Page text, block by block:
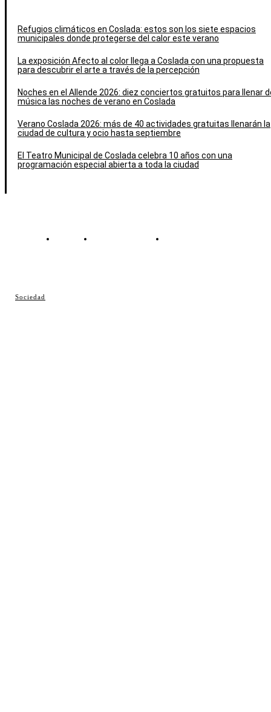
Sociedad
Refugios climáticos en Coslada: estos son los siete espacios
municipales donde protegerse del calor este verano
La exposición Afecto al color llega a Coslada con una propuesta
para descubrir el arte a través de la percepción
Noches en el Allende 2026: diez conciertos gratuitos para llenar
música las noches de verano en Coslada
Verano Coslada 2026: más de 40 actividades gratuitas llenarán la
ciudad de cultura y ocio hasta septiembre
El Teatro Municipal de Coslada celebra 10 años con una
programación especial abierta a toda la ciudad
Contacto Política de cookies